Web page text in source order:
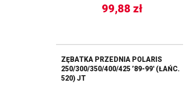
99,88 zł
ZĘBATKA PRZEDNIA POLARIS
250/300/350/400/425 ’89-99′ (ŁAŃC.
520) JT